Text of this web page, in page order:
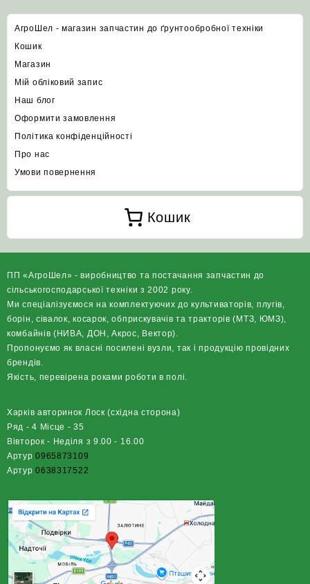
АгроШел - магазин запчастин до ґрунтообробної техніки
Кошик
Магазин
Мій обліковий запис
Наш блог
Оформити замовлення
Політика конфіденційності
Про нас
Умови повернення
Кошик
ПП «АгроШел» - виробництво та постачання запчастин до
сільськогосподарської техніки з 2002 року.
Ми спеціалізуємося на комплектуючих до культиваторів, плугів,
борін, сівалок, косарок, обприскувачів та тракторів (МТЗ, ЮМЗ),
комбайнів (НИВА, ДОН, Акрос, Вектор).
Пропонуємо як власні посилені вузли, так і продукцію провідних
брендів.
Якість, перевірена роками роботи в полі.
Харків авторинок Лоск (східна сторона)
Ряд - 4 Місце - 35
Вівторок - Неділя з 9.00 - 16.00
Артур0965873109
Артур0638317522